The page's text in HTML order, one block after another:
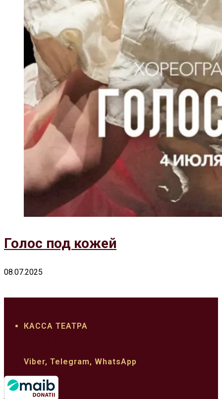
Голос под кожей
08.07.2025
КАССА ТЕАТРА
Viber, Telegram, WhatsApp